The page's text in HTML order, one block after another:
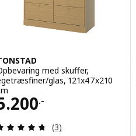
med skuffer,
glas, 121x47x210
.-
5200.-
Anmeld: 4.7 ud af 5
(3)